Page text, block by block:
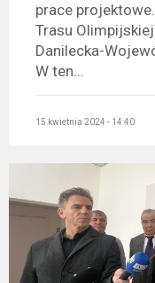
prace
Trasu
Danilecka-
W ten...
15 kwietnia 2024 - 14:40